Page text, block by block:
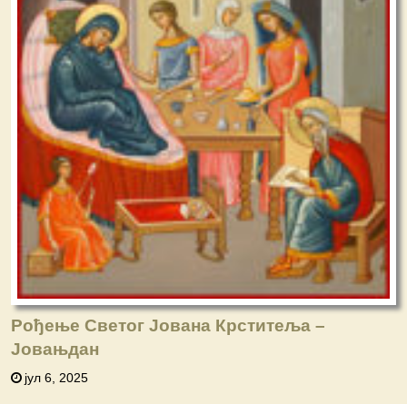
Рођење Светог Јована Крститеља –
Јовањдан
јул 6, 2025